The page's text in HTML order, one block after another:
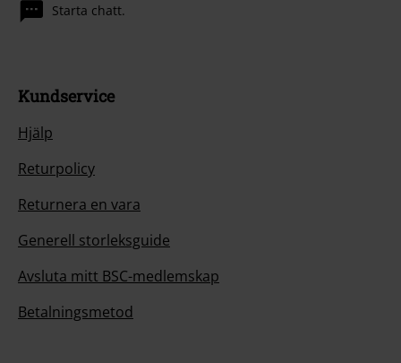
Starta chatt.
Kundservice
Hjälp
Returpolicy
Returnera en vara
Generell storleksguide
Avsluta mitt BSC-medlemskap
Betalningsmetod